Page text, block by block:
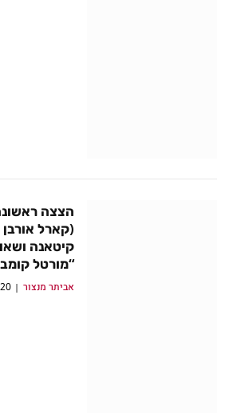
הצצה ראשונה
(קארל
קיטאנה
“מורטל קומבט
אביתר מנצור 20 במרץ 2025